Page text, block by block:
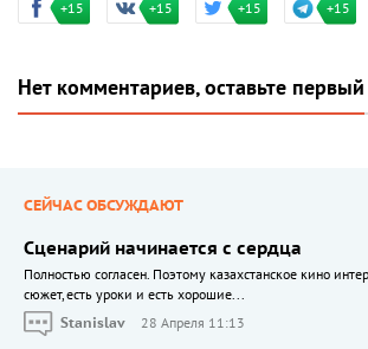
+15 +15 +15 +15
Нет комментариев, оставьте первый
СЕЙЧАС ОБСУЖДАЮТ
Сценарий начинается с сердца
Полностью согласен. Поэтому казахстанское кино
сюжет, есть уроки и есть хорошие...
Stanislav
28 Апреля 11:13